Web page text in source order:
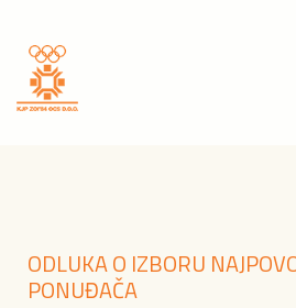
ODLUKA O IZBORU
PONUĐAČA